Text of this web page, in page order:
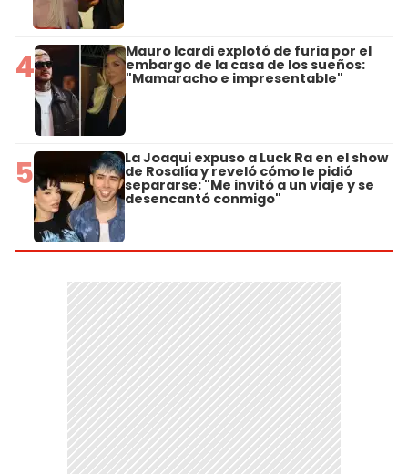
4 Mauro Icardi explotó de furia por el
embargo de la casa de los sueños:
"Mamaracho e impresentable"
5 La Joaqui expuso a Luck Ra en el show
de Rosalía y reveló cómo le pidió
separarse: "Me invitó a un viaje y se
desencantó conmigo"